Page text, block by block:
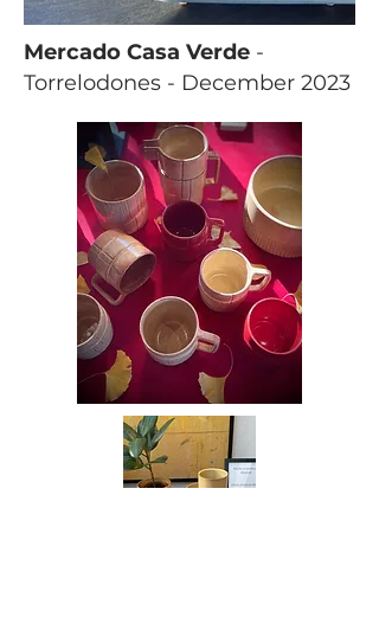
Mercado Casa Verde -
Torrelodones - December 2023